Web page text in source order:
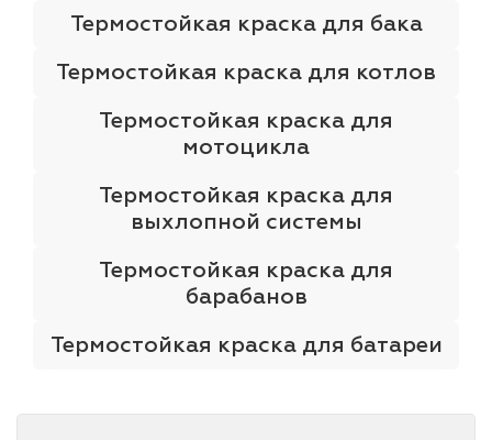
Термостойкая краска для бака
Термостойкая краска для котлов
Термостойкая краска для
мотоцикла
Термостойкая краска для
выхлопной системы
Термостойкая краска для
барабанов
Термостойкая краска для батареи